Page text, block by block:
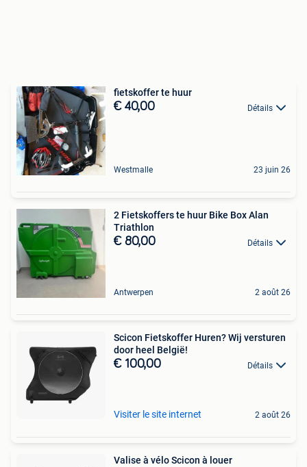
fietskoffer te huur
€ 40,00 Détails
Westmalle 23 juin 26
2 Fietskoffers te huur Bike Box Alan
Triathlon
€ 80,00 Détails
Antwerpen 2 août 26
Scicon Fietskoffer Huren? Wij versturen
door heel België!
€ 100,00 Détails
Visiter le site internet 2 août 26
Valise à vélo Scicon à louer